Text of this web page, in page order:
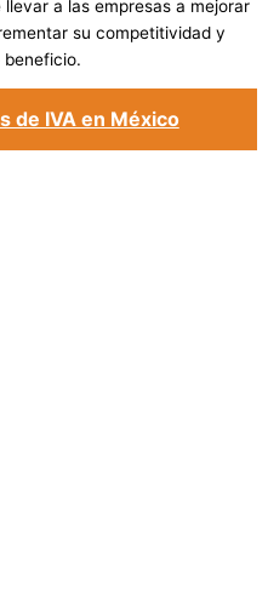
llevar a las empresas a mejorar
su competitividad y
beneficio.
de IVA en México